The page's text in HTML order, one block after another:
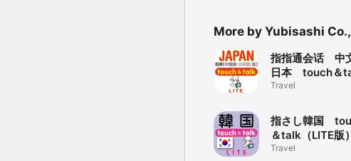
＜使用条件＞
対応OS：iOS7.1以上
＜アプリの音声が出なくなった
複数アプリが起動している場合
【1】iOS端末(iPhone、iPod
1.「スリープ/スリープ解除」ボ
2.表示される電源オフボタンを
More by Yubisashi
指指通会话 中
日本 touch＆
(LITE)
Travel
指さし韓国
＆talk（LITE版）
Travel